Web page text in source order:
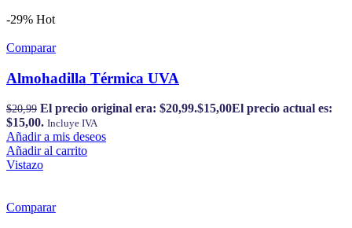
-29% Hot
Comparar
Almohadilla Térmica UVA
$20,99 El precio original era: $20,99.$15,00El precio actual es:
$15,00. Incluye IVA
Añadir a mis deseos
Añadir al carrito
Vistazo
Comparar